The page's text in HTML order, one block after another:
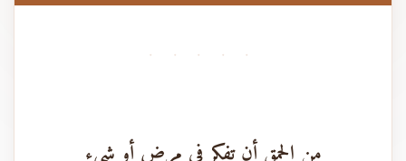
· · · · ·
من الحمق أن تفكر في مرض أو شيء